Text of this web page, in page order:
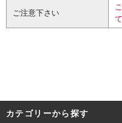
ご注意下さい
カテゴリーから探す